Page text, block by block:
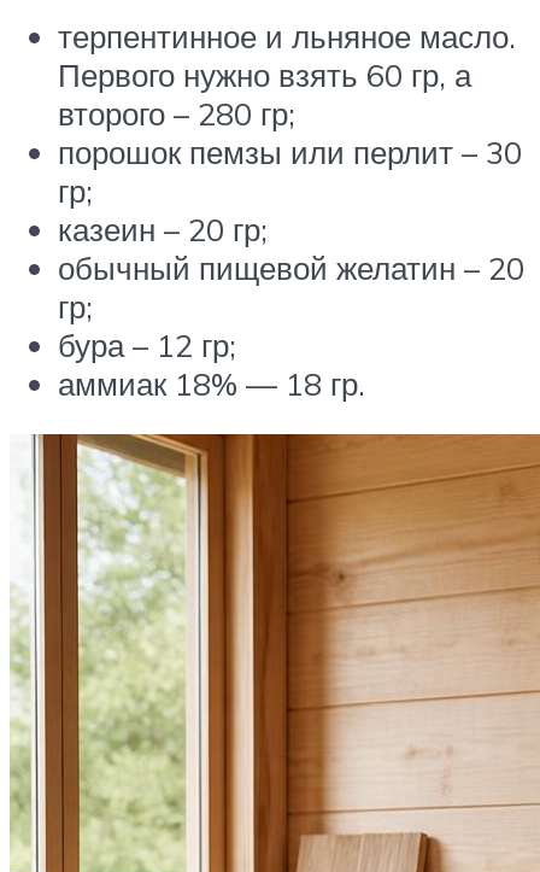
терпентинное и льняное масло.
Первого нужно взять 60 гр, а
второго – 280 гр;
порошок пемзы или перлит – 30
гр;
казеин – 20 гр;
обычный пищевой желатин – 20
гр;
бура – 12 гр;
аммиак 18% — 18 гр.